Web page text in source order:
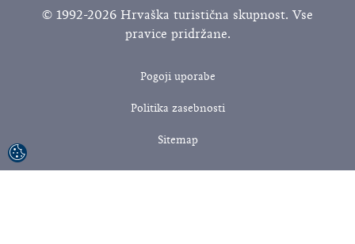
© 1992-2026 Hrvaška turistična skupnost. Vse
pravice pridržane.
Pogoji uporabe
Politika zasebnosti
Sitemap